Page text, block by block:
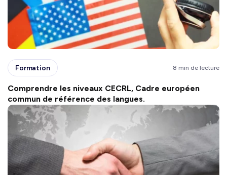
Formation 8 min de lecture
Comprendre les niveaux CECRL, Cadre européen
commun de référence des langues.